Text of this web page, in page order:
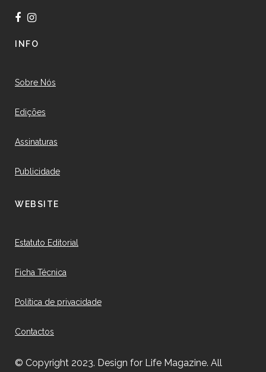
INFO
Sobre Nós
Edições
Assinaturas
Publicidade
WEBSITE
Estatuto Editorial
Ficha Técnica
Política de privacidade
Contactos
© Copyright 2023. Design for Life Magazine. All